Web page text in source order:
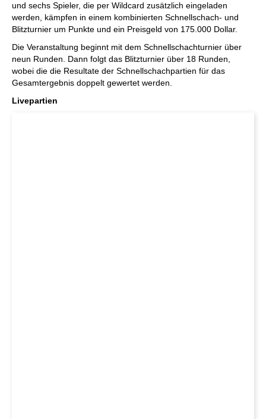
und sechs Spieler, die per Wildcard zusätzlich eingeladen
werden, kämpfen in einem kombinierten Schnellschach- und
Blitzturnier um Punkte und ein Preisgeld von 175.000 Dollar.
Die Veranstaltung beginnt mit dem Schnellschachturnier über
neun Runden. Dann folgt das Blitzturnier über 18 Runden,
wobei die die Resultate der Schnellschachpartien für das
Gesamtergebnis doppelt gewertet werden.
Livepartien